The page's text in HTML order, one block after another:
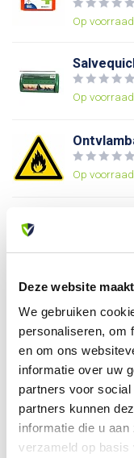
Deze website
We gebruiken
personaliseren, om
en om ons
informatie over uw
partners voor
partners kunnen
informatie die u
verzameld op basis
Op voorraad
Op voorraad
Op voorraad
Op voorraad
Heb je vragen
Of heb je hulp
met onze
+31 (0) 6